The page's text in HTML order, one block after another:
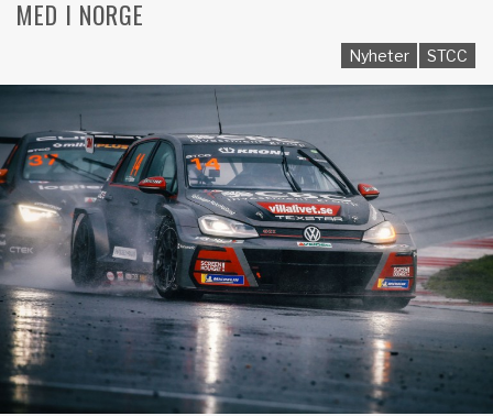
MED I NORGE
Nyheter STCC